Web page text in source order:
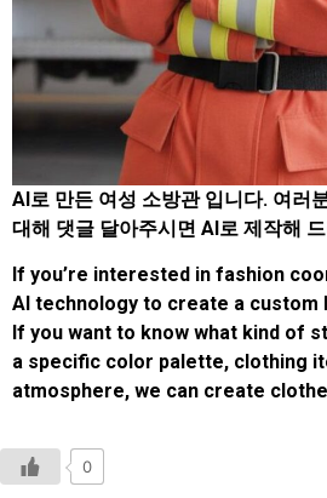
AI로 만든 여성 소방관 입니다. 여러
대해 댓글 달아주시면 AI로 제작해
If you’re interested in fashion
AI technology to create a custom
If you want to know what kind of
a specific color palette, clothing
atmosphere, we can create
0